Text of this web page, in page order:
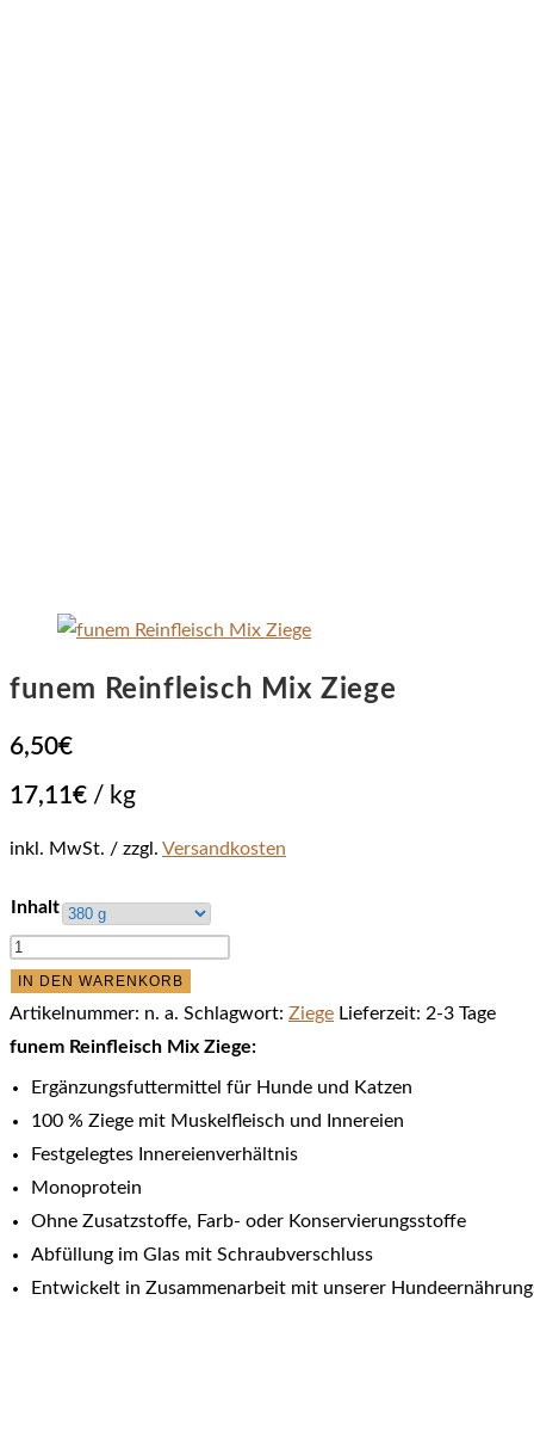
funem Reinfleisch Mix Ziege
6,50€
17,11€ / kg
inkl. MwSt. zzgl. Versandkosten
Inhalt
funem
Reinfleisch
Mix
Ziege
Menge
IN DEN WARENKORB
Artikelnummer: n. a. Schlagwort: Ziege Lieferzeit: 2-3 Tage
funem Reinfleisch Mix Ziege:
Ergänzungsfuttermittel für Hunde und Katzen
100 % Ziege mit Muskelfleisch und Innereien
Festgelegtes Innereienverhältnis
Monoprotein
Ohne Zusatzstoffe, Farb- oder Konservierungsstoffe
Abfüllung im Glas mit Schraubverschluss
Entwickelt in Zusammenarbeit mit unserer